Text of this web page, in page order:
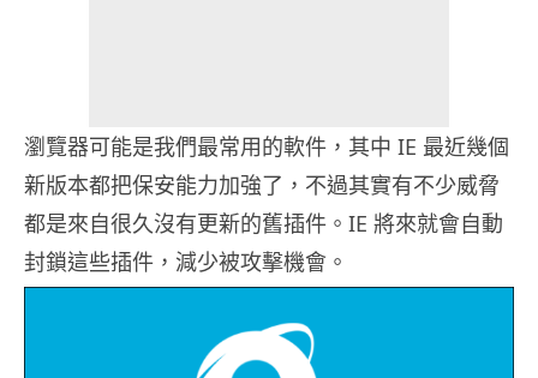
瀏覽器可能是我們最常用的軟件，其中 IE 最近幾個
新版本都把保安能力加強了，不過其實有不少威脅
都是來自很久沒有更新的舊插件。IE 將來就會自動
封鎖這些插件，減少被攻擊機會。